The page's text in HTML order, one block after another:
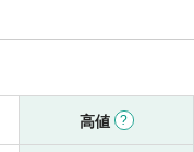
高値